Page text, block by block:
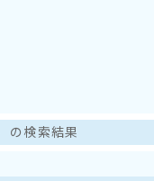
の検索結果